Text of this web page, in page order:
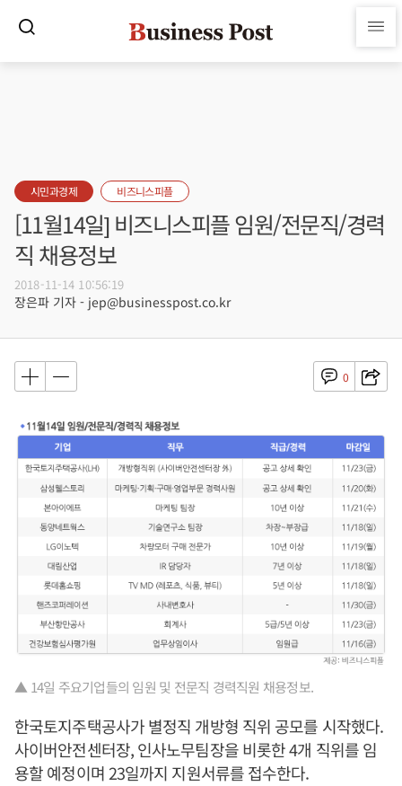
시민과경제 비즈니스피플
[11월14일] 비즈니스피플 임원/전문직/경력
직 채용정보
2018-11-14 10:56:19
장은파 기자 - jep@businesspost.co.kr
0
▲ 14일 주요기업들의 임원 및 전문직 경력직원 채용정보.
한국토지주택공사가 별정직 개방형 직위 공모를 시작했다.
사이버안전센터장, 인사노무팀장을 비롯한 4개 직위를 임
용할 예정이며 23일까지 지원서류를 접수한다.